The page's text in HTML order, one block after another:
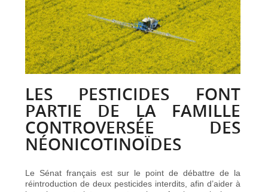
LES PESTICIDES FONT
PARTIE DE LA FAMILLE
CONTROVERSÉE DES
NÉONICOTINOÏDES
Le Sénat français est sur le point de débattre de la
réintroduction de deux pesticides interdits, afin d’aider à